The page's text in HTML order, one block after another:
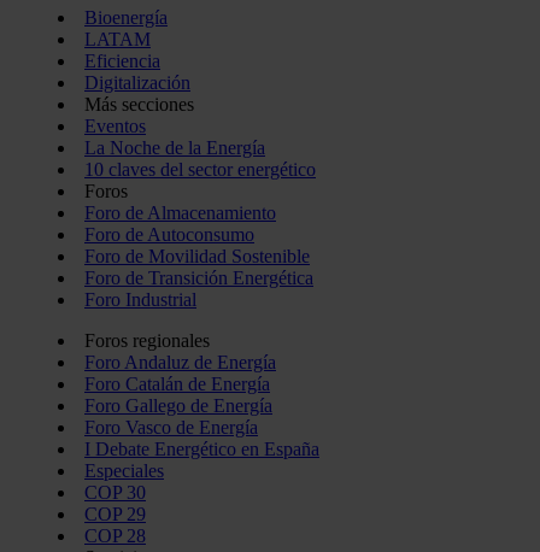
Bioenergía
LATAM
Eficiencia
Digitalización
Más secciones
Eventos
La Noche de la Energía
10 claves del sector energético
Foros
Foro de Almacenamiento
Foro de Autoconsumo
Foro de Movilidad Sostenible
Foro de Transición Energética
Foro Industrial
Foros regionales
Foro Andaluz de Energía
Foro Catalán de Energía
Foro Gallego de Energía
Foro Vasco de Energía
I Debate Energético en España
Especiales
COP 30
COP 29
COP 28